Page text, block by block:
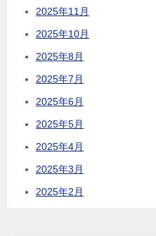
2025年11月
2025年10月
2025年8月
2025年7月
2025年6月
2025年5月
2025年4月
2025年3月
2025年2月